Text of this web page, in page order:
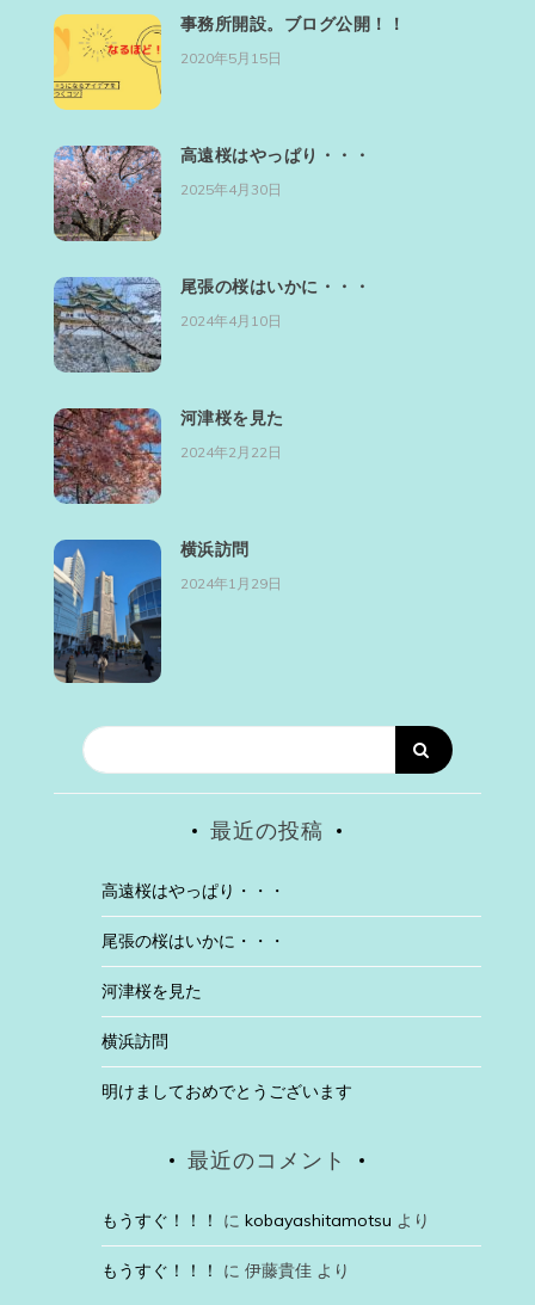
事務所開設。ブログ公開！！
2020年5月15日
高遠桜はやっぱり・・・
2025年4月30日
尾張の桜はいかに・・・
2024年4月10日
河津桜を見た
2024年2月22日
横浜訪問
2024年1月29日
最近の投稿
高遠桜はやっぱり・・・
尾張の桜はいかに・・・
河津桜を見た
横浜訪問
明けましておめでとうございます
最近のコメント
もうすぐ！！！ に kobayashitamotsu より
もうすぐ！！！ に 伊藤貴佳より